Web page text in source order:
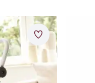
Merkzettel